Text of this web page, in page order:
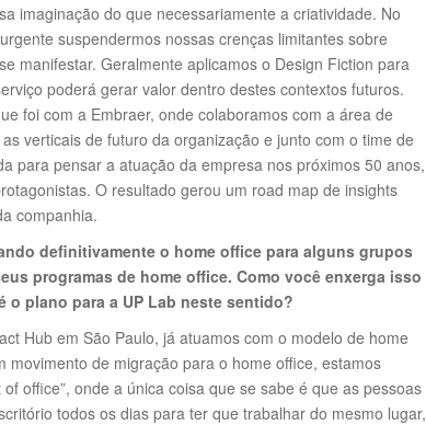
imaginação do que necessariamente a criatividade. No
suspendermos nossas crenças limitantes sobre
manifestar. Geralmente aplicamos o Design Fiction para
poderá gerar valor dentro destes contextos futuros.
foi com a Embraer, onde colaboramos com a área de
verticais de futuro da organização e junto com o time de
para pensar a atuação da empresa nos próximos 50 anos,
O resultado gerou um road map de insights
companhia.
definitivamente o home office para alguns grupos
programas de home office. Como você enxerga isso
o plano para a UP Lab neste sentido?
Hub em São Paulo, já atuamos com o modelo de home
movimento de migração para o home office, estamos
office”, onde a única coisa que se sabe é que as pessoas
todos os dias para ter que trabalhar do mesmo lugar,